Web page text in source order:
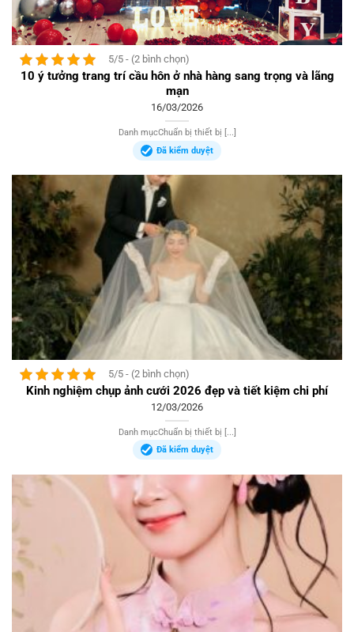
5/5 - (2 bình chọn)
10 ý tưởng trang trí cầu hôn ở nhà hàng sang trọng và lãng
mạn
16/03/2026
Danh mụcChuẩn bị thiết bị [...]
Đã kiểm duyệt
5/5 - (2 bình chọn)
Kinh nghiệm chụp ảnh cưới 2026 đẹp và tiết kiệm chi phí
12/03/2026
Danh mụcChuẩn bị thiết bị [...]
Đã kiểm duyệt